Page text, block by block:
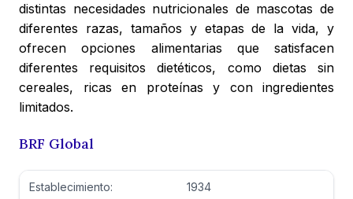
distintas necesidades nutricionales de mascotas de
diferentes razas, tamaños y etapas de la vida, y
ofrecen opciones alimentarias que satisfacen
diferentes requisitos dietéticos, como dietas sin
cereales, ricas en proteínas y con ingredientes
limitados.
BRF Global
Establecimiento: 1934